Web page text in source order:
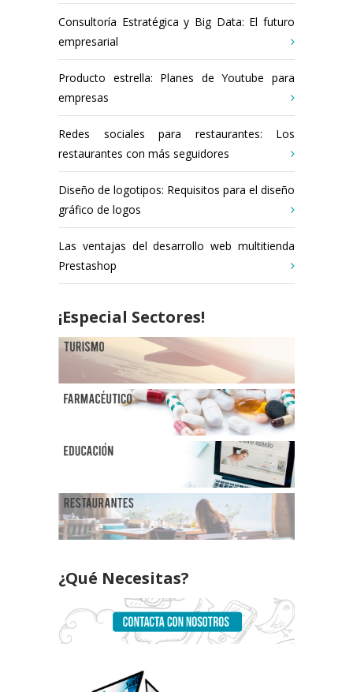
Consultoría Estratégica y Big Data: El futuro
empresarial
Producto estrella: Planes de Youtube para
empresas
Redes sociales para restaurantes: Los
restaurantes con más seguidores
Diseño de logotipos: Requisitos para el diseño
gráfico de logos
Las ventajas del desarrollo web multitienda
Prestashop
¡Especial Sectores!
¿Qué Necesitas?